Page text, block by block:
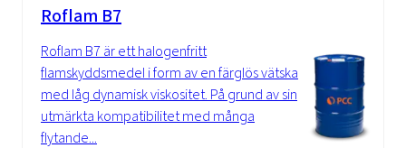
Roflam B7
Roflam B7 är ett halogenfritt
flamskyddsmedel i form av en färglös vätska
med låg dynamisk viskositet. På grund av sin
utmärkta kompatibilitet med många
flytande...